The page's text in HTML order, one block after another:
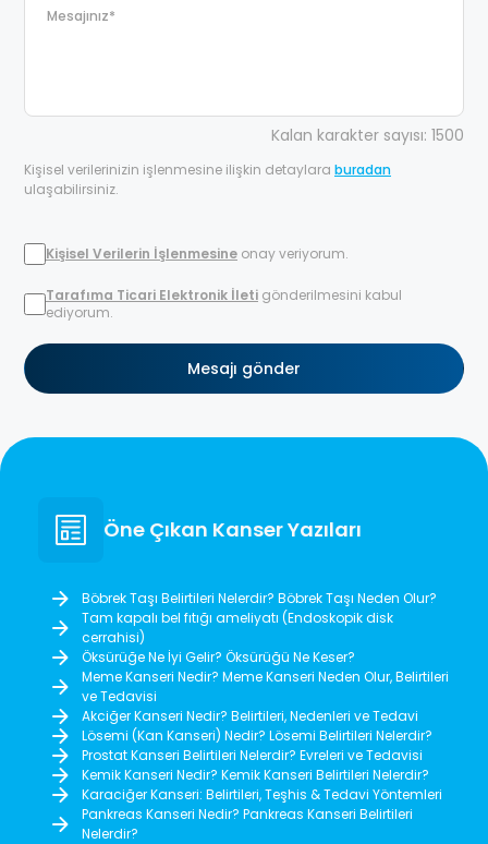
Kalan karakter sayısı: 1500
Kişisel verilerinizin işlenmesine ilişkin detaylara buradan
ulaşabilirsiniz.
Kişisel Verilerin İşlenmesine onay veriyorum.
Tarafıma Ticari Elektronik İleti gönderilmesini kabul
ediyorum.
Mesajı gönder
Öne Çıkan Kanser Yazıları
Böbrek Taşı Belirtileri Nelerdir? Böbrek Taşı Neden Olur?
Tam kapalı bel fıtığı ameliyatı (Endoskopik disk
cerrahisi)
Öksürüğe Ne İyi Gelir? Öksürüğü Ne Keser?
Meme Kanseri Nedir? Meme Kanseri Neden Olur, Belirtileri
ve Tedavisi
Akciğer Kanseri Nedir? Belirtileri, Nedenleri ve Tedavi
Lösemi (Kan Kanseri) Nedir? Lösemi Belirtileri Nelerdir?
Prostat Kanseri Belirtileri Nelerdir? Evreleri ve Tedavisi
Kemik Kanseri Nedir? Kemik Kanseri Belirtileri Nelerdir?
Karaciğer Kanseri: Belirtileri, Teşhis & Tedavi Yöntemleri
Pankreas Kanseri Nedir? Pankreas Kanseri Belirtileri
Nelerdir?